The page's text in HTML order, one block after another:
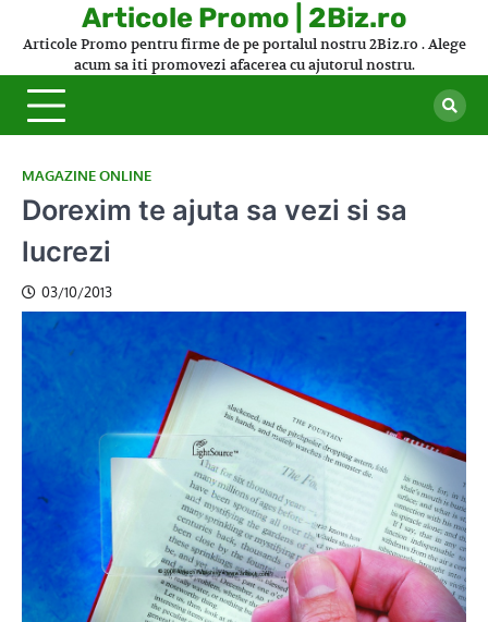
Articole Promo | 2Biz.ro
Articole Promo pentru firme de pe portalul nostru 2Biz.ro . Alege
acum sa iti promovezi afacerea cu ajutorul nostru.
MAGAZINE ONLINE
Dorexim te ajuta sa vezi si sa
lucrezi
03/10/2013